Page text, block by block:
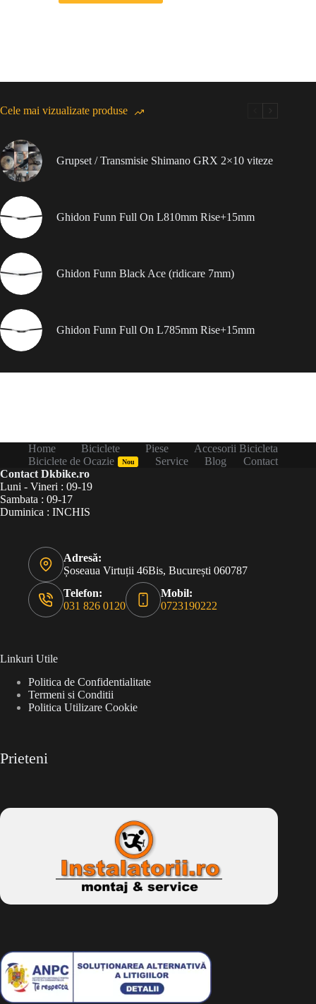
Cele mai vizualizate produse
Grupset / Transmisie Shimano GRX 2×10 viteze
Ghidon Funn Full On L810mm Rise+15mm
Ghidon Funn Black Ace (ridicare 7mm)
Ghidon Funn Full On L785mm Rise+15mm
Home Biciclete Piese
Accesorii Bicicleta
Biciclete de Ocazie
Nou Service Blog
Contact
Contact Dkbike.ro
Luni - Vineri : 09-19
Sambata : 09-17
Duminica : INCHIS
Adresă:
Șoseaua Virtuții 46Bis, București 060787
Telefon:
031 826 0120
Mobil:
0723190222
Linkuri Utile
Politica de Confidentialitate
Termeni si Conditii
Politica Utilizare Cookie
Prieteni